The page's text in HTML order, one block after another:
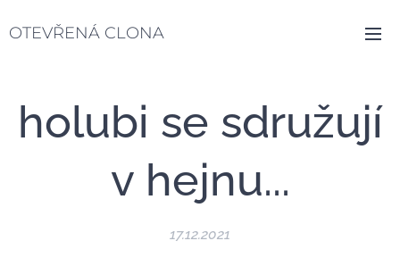
OTEVŘENÁ CLONA
holubi se sdružují
v hejnu...
17.12.2021